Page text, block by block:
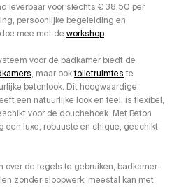
leverbaar voor slechts € 38,50 per
persoonlijke begeleiding en
mee met de workshop.
voor de badkamer biedt de
, maar ooktoiletruimteste
betonlook. Dit hoogwaardige
een natuurlijke look en feel, is flexibel,
voor de douchehoek. Met Beton
een luxe, robuuste en chique, geschikt
over de tegels te gebruiken, badkamer-
zonder sloopwerk; meestal kan met